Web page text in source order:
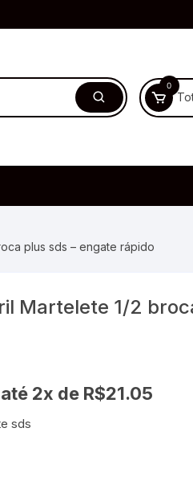
0
plus sds – engate rápido
Martelete 1/2
2x de R$21.05
sds